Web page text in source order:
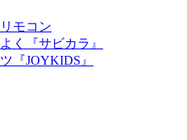
モコン
く『サビカラ』
『JOYKIDS』